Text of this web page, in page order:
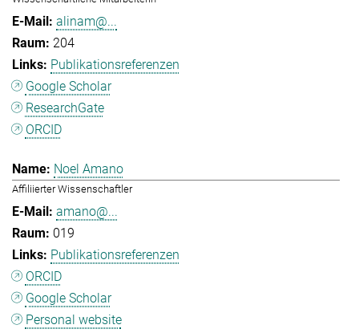
alinam@...
204
Publikationsreferenzen
Google Scholar
ResearchGate
ORCID
Noel Amano
Affiliierter Wissenschaftler
amano@...
019
Publikationsreferenzen
ORCID
Google Scholar
Personal website